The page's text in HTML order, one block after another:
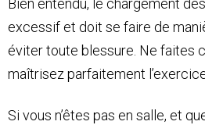
Bien entendu, le chargement
excessif et doit se faire de
éviter toute blessure. Ne faites
maîtrisez parfaitement
Si vous n’êtes pas en salle, et